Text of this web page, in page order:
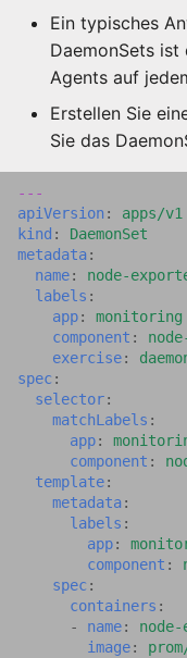
Ein typisches
DaemonSets
Agents auf
Erstellen Sie
Sie das
---
apiVersion :
apps/v1
kind :
DaemonSet
metadata:
name:
node-
labels :
app:
monitoring
component :
exercise:
spec:
selector:
matchLabels :
app:
component :
template:
metadata:
labels :
app:
component :
spec:
containers :
-
name:
image: